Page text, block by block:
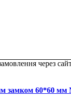
через
замком 60*60 мм